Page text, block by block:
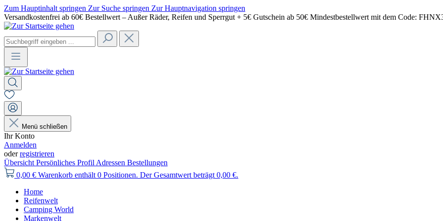
Zum Hauptinhalt springen Zur Suche springen Zur Hauptnavigation springen
Versandkostenfrei ab 60€ Bestellwert – Außer Räder, Reifen und Sperrgut + 5€ Gutschein ab 50€ Mindestbestellwert mit dem Code:
Menü schließen
Ihr Konto
Anmelden
oderregistrieren
Übersicht Persönliches Profil Adressen Bestellungen
0,00 € Warenkorb enthält 0 Positionen. Der Gesamtwert beträgt 0,00 €.
Home
Reifenwelt
Camping World
Markenwelt